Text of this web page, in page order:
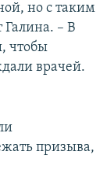
но с таким
Галина. – В
чтобы
врачей.
призыва,